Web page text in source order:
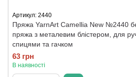
Артикул: 2440
Пряжа YarnArt Camellia New №2440
пряжа з металевим блістером, для
спицями та гачком
63 грн
В наявності